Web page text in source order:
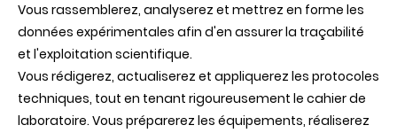
Vous rassemblerez, analyserez et mettrez en forme les
données expérimentales afin d'en assurer la traçabilité
et l'exploitation scientifique.
Vous rédigerez, actualiserez et appliquerez les protocoles
techniques, tout en tenant rigoureusement le cahier de
laboratoire. Vous préparerez les équipements, réaliserez